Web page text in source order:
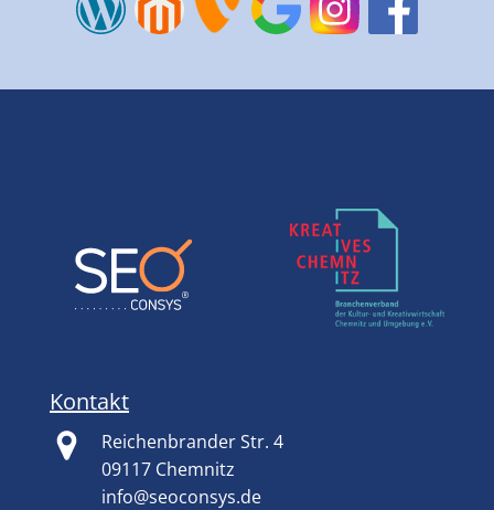
Kontakt
Reichenbrander Str. 4
09117 Chemnitz
info@seoconsys.de